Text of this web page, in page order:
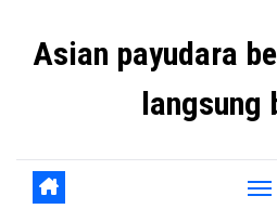
Asian payudara
langsung